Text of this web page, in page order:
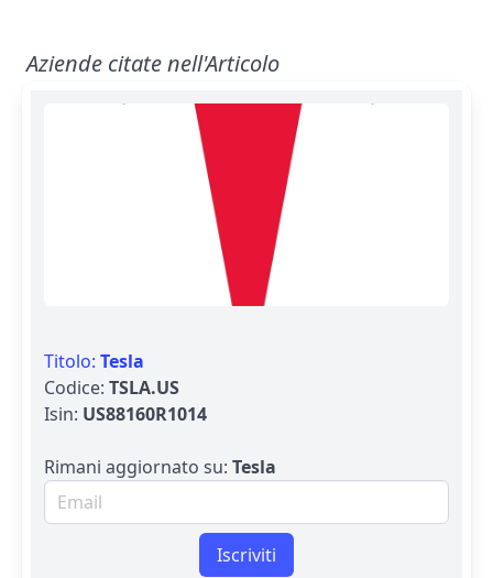
Aziende citate nell'Articolo
Titolo: Tesla
Codice: TSLA.US
Isin: US88160R1014
Rimani aggiornato su: Tesla
Email per newsletter
Iscriviti